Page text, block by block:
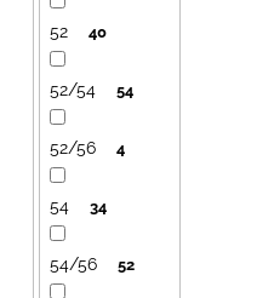
52 40
52/54 54
52/56 4
54 34
54/56 52